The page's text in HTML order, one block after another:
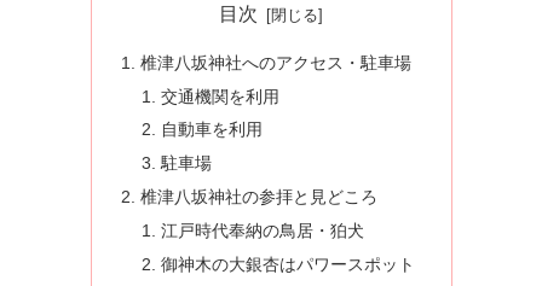
目次
椎津八坂神社へのアクセス・駐車場
交通機関を利用
自動車を利用
駐車場
椎津八坂神社の参拝と見どころ
江戸時代奉納の鳥居・狛犬
御神木の大銀杏はパワースポット